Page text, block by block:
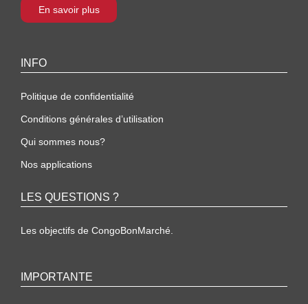
En savoir plus
INFO
Politique de confidentialité
Conditions générales d’utilisation
Qui sommes nous?
Nos applications
LES QUESTIONS ?
Les objectifs de CongoBonMarché.
IMPORTANTE